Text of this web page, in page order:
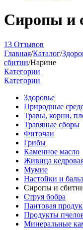
Сиропы и
13 Отзывов
Главная/Каталог/
сбитни/Нарине
Категории
Категории
Здоровье
Природные
Травы, корни,
Травяные сборы
Фиточаи
Грибы
Каменное масло
Живица
Мумие
Настойки и
Сиропы и
Струя бобра
Пантовая
Продукты
Минеральные